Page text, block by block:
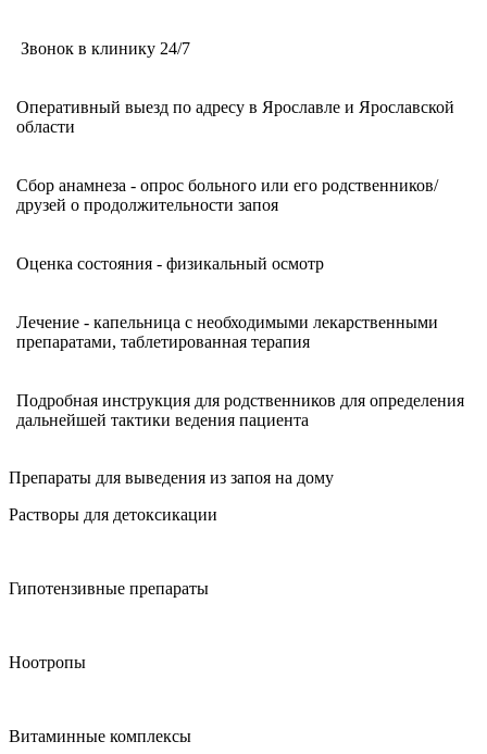
Звонок в клинику 24/7
Оперативный выезд по адресу в Ярославле и Ярославской
области
Сбор анамнеза - опрос больного или его родственников/
друзей о продолжительности запоя
Оценка состояния - физикальный осмотр
Лечение - капельница с необходимыми лекарственными
препаратами, таблетированная терапия
Подробная инструкция для родственников для определения
дальнейшей тактики ведения пациента
Препараты для выведения из запоя на дому
Растворы для детоксикации
Гипотензивные препараты
Ноотропы
Витаминные комплексы